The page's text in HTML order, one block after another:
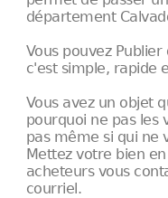
département
Vous pouvez
c'est simple, rapide
Vous avez un objet
pourquoi ne pas les
pas même si qui ne
Mettez votre bien
acheteurs vous
courriel.